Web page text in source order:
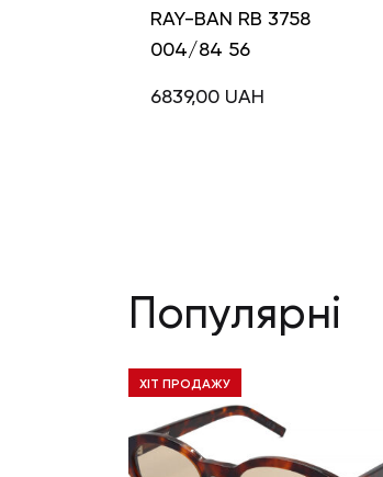
RAY-BAN RB 3758
004/84 56
6839,00 UAH
Популярні
ХІТ ПРОДАЖУ